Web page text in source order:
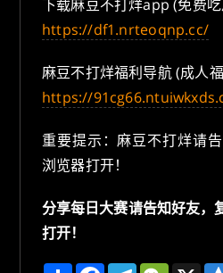
下载麻豆不打烊app (免费吃
https://df1.nrteoqnp.cc/
麻豆不打烊福利导航 (成人福
https://
重要提示：麻豆不打烊请
浏览器打开！
分享每日大赛请告知好友，
打开！